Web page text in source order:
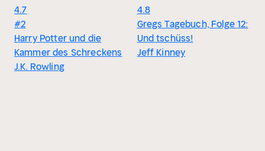
4.7
#2
Harry Potter und die
Kammer des Schreckens
J.K. Rowling
4.8
Gregs Tagebuch, Folge 12:
Und tschüss!
Jeff Kinney